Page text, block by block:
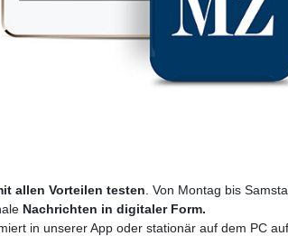
allen Vorteilen testen . Von Montag bis
Nachrichten in digitaler Form.
in unserer App oder stationär auf dem PC